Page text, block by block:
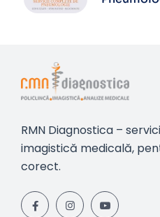
RMN Diagnostica –
imagistică medicală,
corect.